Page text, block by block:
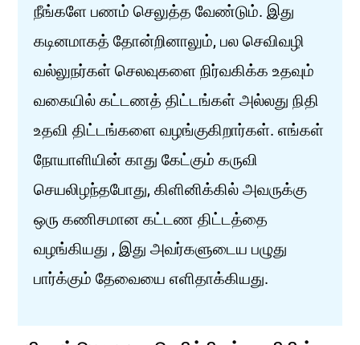
நீங்களே பணம் செலுத்த வேண்டும். இது
கடினமாகத் தோன்றினாலும், பல செவிவழி
வல்லுநர்கள் செலவுகளை நிர்வகிக்க உதவும்
வகையில் கட்டணத் திட்டங்கள் அல்லது நிதி
உதவி திட்டங்களை வழங்குகிறார்கள். எங்கள்
நோயாளியின் காது கேட்கும் கருவி
செயலிழந்தபோது, கிளினிக்கில் அவருக்கு
ஒரு கணிசமான கட்டண திட்டத்தை
வழங்கியது , இது அவர்களுடைய பழுது
பார்க்கும் தேவையை எளிதாக்கியது.